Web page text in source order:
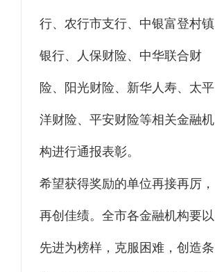
行、农行市支行、中银富登村镇
银行、人保财险、中华联合财
险、阳光财险、新华人寿、太平
洋财险、平安财险等相关金融机
构进行通报表彰。
希望获得奖励的单位再接再厉，
再创佳绩。全市各金融机构要以
先进为榜样，克服困难，创造条